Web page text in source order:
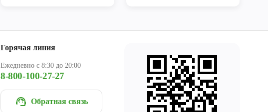
Горячая линия
Ежедневно с 8:30 до 20:00
8-800-100-27-27
Обратная связь